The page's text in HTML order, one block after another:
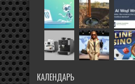
КАЛЕНДАРЬ